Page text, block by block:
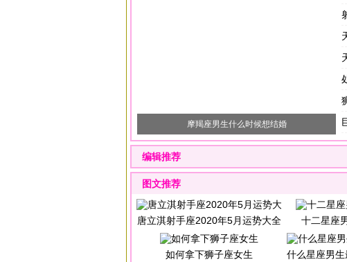
摩羯座男生什么时候想结婚
编辑推荐
图文推荐
唐立淇射手座2020年5月运势大全 十二星座
如何拿下狮子座女生 什么星座男生最好色，